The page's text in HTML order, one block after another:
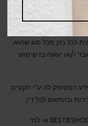
מנת לשמור, ככל
החברה ו/או
לכל נזק מכל סוג שהוא,
ו/או יעשה בו שימוש
המסופק לה ע”י הקונים
ובהתאם לכל דין.
• כפתור “שלח” יש משום הסכמה לחברת BESTIESHOES או למי